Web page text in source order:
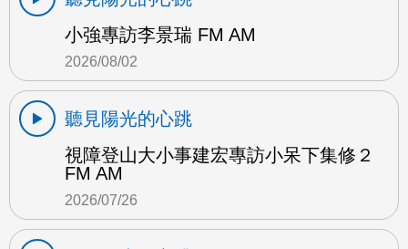
小強專訪李景瑞 FM AM
2026/08/02
聽見陽光的心跳
視障登山大小事建宏專訪小呆下集修２
FM AM
2026/07/26